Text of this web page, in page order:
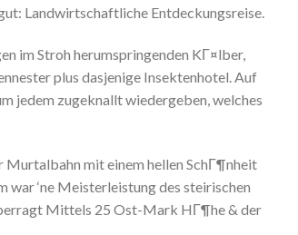
Landwirtschaftliche Entdeckungsreise.
im Stroh herumspringenden KГ¤lber,
plus dasjenige Insektenhotel. Auf
jedem zugeknallt wiedergeben, welches
Murtalbahn mit einem hellen SchГ¶nheit
‘ne Meisterleistung des steirischen
Mittels 25 Ost-Mark HГ¶he & der